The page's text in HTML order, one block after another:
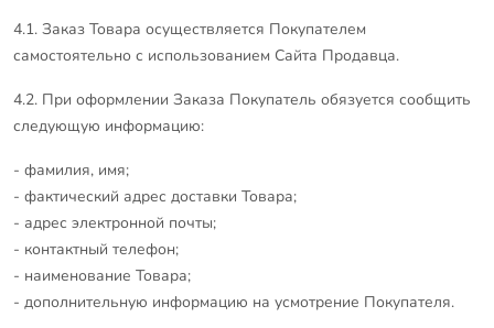
4.1. Заказ Товара осуществляется Покупателем
самостоятельно с использованием Сайта Продавца.
4.2. При оформлении Заказа Покупатель обязуется сообщить
следующую информацию:
- фамилия, имя;
- фактический адрес доставки Товара;
- адрес электронной почты;
- контактный телефон;
- наименование Товара;
- дополнительную информацию на усмотрение Покупателя.